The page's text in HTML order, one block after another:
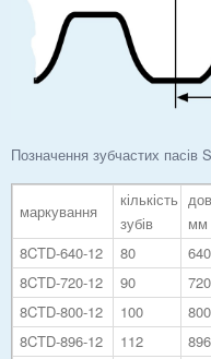
Позначення зубчастих
маркування
кількість
зубів
мм
8CTD-640-12
80 640
8CTD-720-12
90 720
8CTD-800-12
100 800
8CTD-896-12
112 896